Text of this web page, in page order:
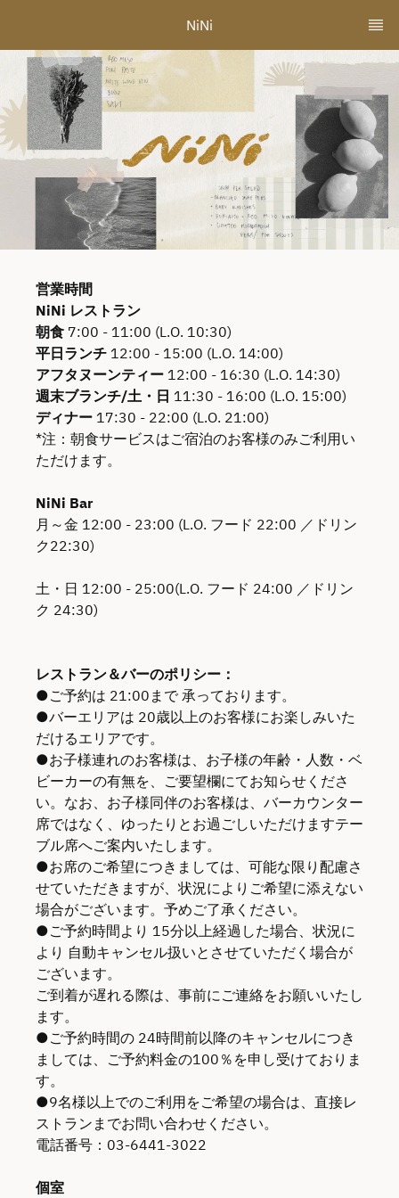
NiNi
営業時間
NiNi レストラン
朝食 7:00 - 11:00 (L.O. 10:30)
平日ランチ 12:00 - 15:00 (L.O. 14:00)
アフタヌーンティー 12:00 - 16:30 (L.O. 14:30)
週末ブランチ/土・日 11:30 - 16:00 (L.O. 15:00)
ディナー 17:30 - 22:00 (L.O. 21:00)
*注：朝食サービスはご宿泊のお客様のみご利用い
ただけます。
NiNi Bar
月～金 12:00 - 23:00 (L.O. フード 22:00 ／ドリン
ク22:30)
土・日 12:00 - 25:00(L.O. フード 24:00 ／ドリン
ク 24:30)
レストラン＆バーのポリシー：
●ご予約は 21:00まで 承っております。
●バーエリアは 20歳以上のお客様にお楽しみいた
だけるエリアです。
●お子様連れのお客様は、お子様の年齢・人数・ベ
ビーカーの有無を、ご要望欄にてお知らせくださ
い。なお、お子様同伴のお客様は、バーカウンター
席ではなく、ゆったりとお過ごしいただけますテー
ブル席へご案内いたします。
●お席のご希望につきましては、可能な限り配慮さ
せていただきますが、状況によりご希望に添えない
場合がございます。予めご了承ください。
●ご予約時間より 15分以上経過した場合、状況に
より 自動キャンセル扱いとさせていただく場合が
ございます。
ご到着が遅れる際は、事前にご連絡をお願いいたし
ます。
●ご予約時間の 24時間前以降のキャンセルにつき
ましては、ご予約料金の100％を申し受けておりま
す。
●9名様以上でのご利用をご希望の場合は、直接レ
ストランまでお問い合わせください。
電話番号：03-6441-3022
個室